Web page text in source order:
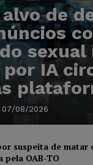
de
por IA
07/08/2026
suspeita de matar
pela OAB-TO